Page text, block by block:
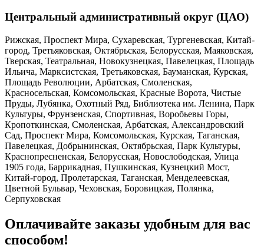
Центральный административный округ (ЦАО)
Рижская, Проспект Мира, Сухаревская, Тургеневская, Китай-
город, Третьяковская, Октябрьская, Белорусская, Маяковская,
Тверская, Театральная, Новокузнецкая, Павелецкая, Площадь
Ильича, Марксистская, Третьяковская, Бауманская, Курская,
Площадь Революции, Арбатская, Смоленская,
Красносельская, Комсомольская, Красные Ворота, Чистые
Пруды, Лубянка, Охотный Ряд, Библиотека им. Ленина, Парк
Культуры, Фрунзенская, Спортивная, Воробьевы Горы,
Кропоткинская, Смоленская, Арбатская, Александровский
Сад, Проспект Мира, Комсомольская, Курская, Таганская,
Павелецкая, Добрынинская, Октябрьская, Парк Культуры,
Краснопресненская, Белорусская, Новослободская, Улица
1905 года, Баррикадная, Пушкинская, Кузнецкий Мост,
Китай-город, Пролетарская, Таганская, Менделеевская,
Цветной Бульвар, Чеховская, Боровицкая, Полянка,
Серпуховская
Оплачивайте заказы удобным для вас
способом!